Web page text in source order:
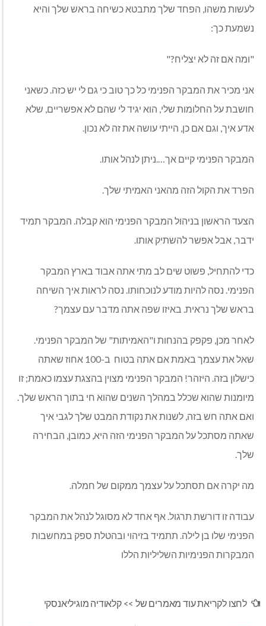
לעשות משהו, הפחד שלך מתבטא כשיחה בראש שלך והיא
נשמעת כך:
"ומה אם זה לא יצליח?"
אני מכיר את המבקר הפנימי כל כך טוב כי גם לי יש כזה. כשאני
חושבת על החלומות שלי, הוא יגיד לי שהם לא אפשריים, שלא
אדע איך, וגם אם כן, הייתי עושה את זה לא נכון.
המבקר הפנימי קיים אך….ניתן לנהל אותו.
הפרד את הקול הזה מהאני האמיתי שלך.
הצעד הראשון בניהול המבקר הפנימי הוא קבלה. המבקר תמיד
ידבר, אבל אפשר להשתיק אותו.
כדי להתחיל, פשוט שים לב מתי אתה אבוד בארץ המבקר
הפנימי. נסה להיות מודע לנוכחותו. נסה לראות איך השיחה
בראש שלך נראית. באיזו שפה אתה מדבר עם עצמך?
לאחר מכן, פקפק בהנחות ו"האמיתות" של המבקר הפנימי.
שאל את עצמך באמת אם אתה בטוח ב-100 אחוז שאתה
כישלון בזה. היזהר! המבקר הפנימי מצוין בהצגת עצמו כאמת; זו
מיומנות שהוא שכלל במהלך השנים שהוא חי בתוך הראש שלך.
ואם אתה חש בזה, לשנות את נקודת המבט שלך לגבי איך
שאתה מסתכל על המבקר הפנימי הזה היא, כמובן, הבחירה
שלך.
מה יקרה אם תסתכל על עצמך ממקום של חמלה.
עבודה זו דורשת תרגול. אף אחד לא מסוגל לנהל את המבקר
הפנימי שלו בן לילה. תתמיד בזיהוי ובהטלת ספק במחשבות
המבקרות הפנימיות השליליות הללו
לחצו לקריאת עוד מאמרים של >> קלאודיה מוגיליאנסקי